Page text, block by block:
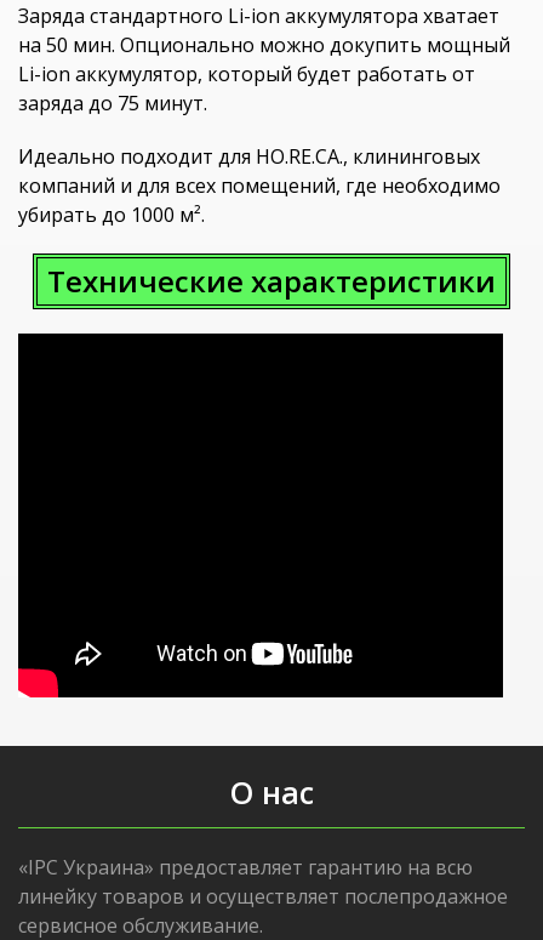
Заряда стандартного Li-ion аккумулятора хватает
на 50 мин. Опционально можно докупить мощный
Li-ion аккумулятор, который будет работать от
заряда до 75 минут.
Идеально подходит для HO.RE.CA., клининговых
компаний и для всех помещений, где необходимо
убирать до 1000 м².
Технические характеристики
О нас
«IPC Украина» предоставляет гарантию на всю
линейку товаров и осуществляет послепродажное
сервисное обслуживание.